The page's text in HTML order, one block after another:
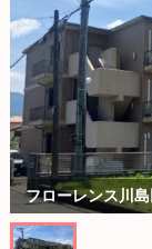
フローレンス川